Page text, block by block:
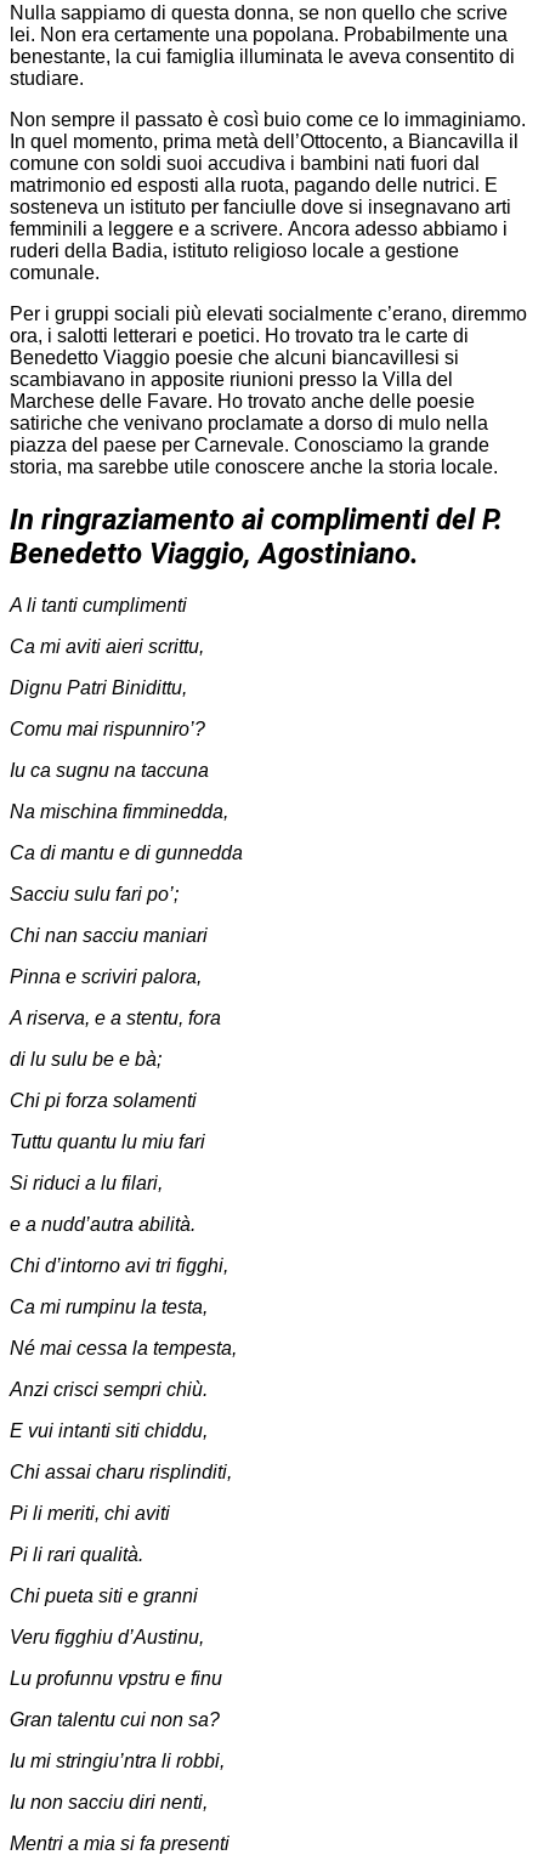
Nulla sappiamo di questa donna, se non quello che scrive
lei. Non era certamente una popolana. Probabilmente una
benestante, la cui famiglia illuminata le aveva consentito di
studiare.
Non sempre il passato è così buio come ce lo immaginiamo.
In quel momento, prima metà dell’Ottocento, a Biancavilla il
comune con soldi suoi accudiva i bambini nati fuori dal
matrimonio ed esposti alla ruota, pagando delle nutrici. E
sosteneva un istituto per fanciulle dove si insegnavano arti
femminili a leggere e a scrivere. Ancora adesso abbiamo i
ruderi della Badia, istituto religioso locale a gestione
comunale.
Per i gruppi sociali più elevati socialmente c’erano, diremmo
ora, i salotti letterari e poetici. Ho trovato tra le carte di
Benedetto Viaggio poesie che alcuni biancavillesi si
scambiavano in apposite riunioni presso la Villa del
Marchese delle Favare. Ho trovato anche delle poesie
satiriche che venivano proclamate a dorso di mulo nella
piazza del paese per Carnevale. Conosciamo la grande
storia, ma sarebbe utile conoscere anche la storia locale.
In ringraziamento ai complimenti del P.
Benedetto Viaggio, Agostiniano.
A li tanti cumplimenti
Ca mi aviti aieri scrittu,
Dignu Patri Binidittu,
Comu mai rispunniro’?
Iu ca sugnu na taccuna
Na mischina fimminedda,
Ca di mantu e di gunnedda
Sacciu sulu fari po’;
Chi nan sacciu maniari
Pinna e scriviri palora,
A riserva, e a stentu, fora
di lu sulu be e bà;
Chi pi forza solamenti
Tuttu quantu lu miu fari
Si riduci a lu filari,
e a nudd’autra abilità.
Chi d’intorno avi tri figghi,
Ca mi rumpinu la testa,
Né mai cessa la tempesta,
Anzi crisci sempri chiù.
E vui intanti siti chiddu,
Chi assai charu risplinditi,
Pi li meriti, chi aviti
Pi li rari qualità.
Chi pueta siti e granni
Veru figghiu d’Austinu,
Lu profunnu vpstru e finu
Gran talentu cui non sa?
Iu mi stringiu’ntra li robbi,
Iu non sacciu diri nenti,
Mentri a mia si fa presenti